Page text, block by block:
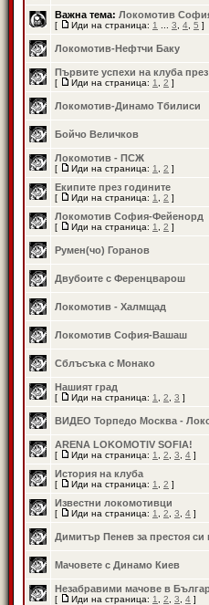
Важна тема: Локомотив
[ Иди на страница: 1 3 4 5 ]
Локомотив-Нефтчи Баку
Първите успехи на клуба през
[ Иди на страница: 1 2 ]
Локомотив-Динамо Тбилиси
Бойчо Величков
Локомотив - ПСЖ
[ Иди на страница: 1 2 ]
Екипите през годините
[ Иди на страница: 1 2 ]
Локомотив София-Фейенорд
[ Иди на страница: 1 2 ]
Румен(чо) Горанов
Двубоите с Ференцварош
Локомотив - Халмщад
Локомотив София-Вашаш
Сблъсъка с Монако
Нашият град
[ Иди на страница: 1 2 3 ]
ВИДЕО Торпедо Москва -
ARENA LOKOMOTIV SOFIA!
[ Иди на страница: 1 2 3 4 ]
История на клуба
[ Иди на страница: 1 2 ]
Известни локомотивци
[ Иди на страница: 1 2 3 4 ]
Димитър Пенев за престоя
Мачовете с Динамо Киев
Незабравими мачове в
[ Иди на страница: 1 2 3 4 ]